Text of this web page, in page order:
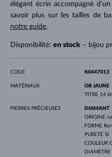
élégant écrin accompagné
savoir plus sur les tailles de
notre guide.
Disponibilité: en stock– bijou
CODE K0447013
MATÉRIAUX
OR JAUNE
TITRE 14
PIERRES PRÉCIEUSES
DIAMANT
ORIGINE
FORME
PURETÉ SI
COULEUR
DIAMÈTRE